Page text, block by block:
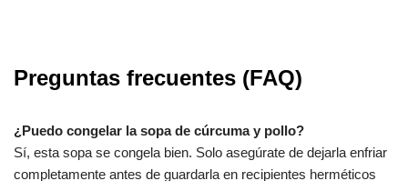
Preguntas frecuentes (FAQ)
¿Puedo congelar la sopa de cúrcuma y pollo?
Sí, esta sopa se congela bien. Solo asegúrate de dejarla enfriar
completamente antes de guardarla en recipientes herméticos